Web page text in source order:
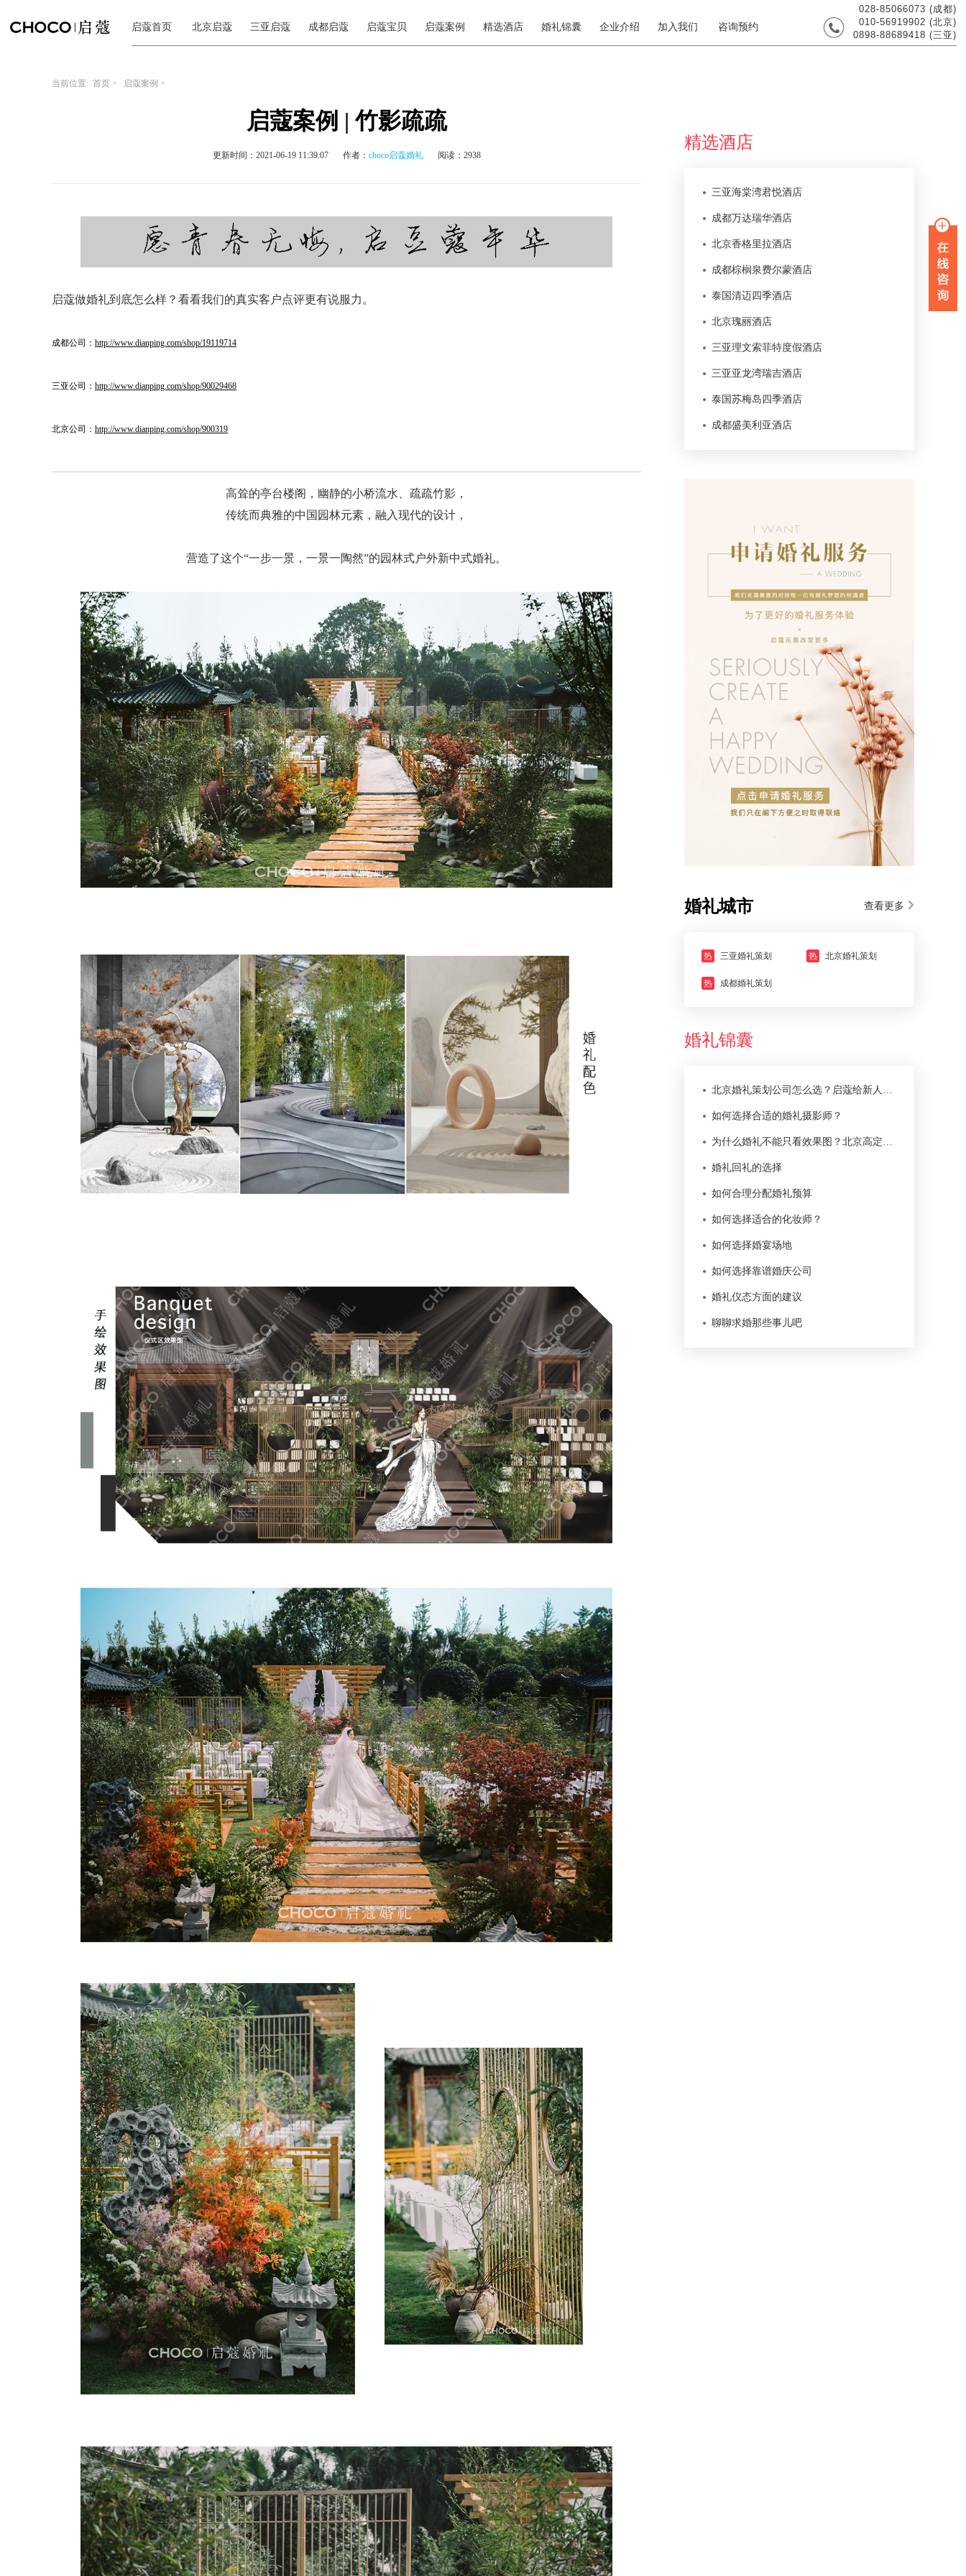
启蔻首页 北京启蔻 三亚启蔻 成都启蔻 启蔻宝贝 启蔻案例 精选酒店 婚礼锦囊 企业介绍 加入我们 咨询预约
028-85066073 (成都)
010-56919902 (北京)
0898-88689418 (三亚)
当前位置: 首页 > 启蔻案例 >
启蔻案例 | 竹影疏疏
更新时间：2021-06-19 11:39:07 作者： choco启蔻婚礼 阅读：2938
启蔻做婚礼到底怎么样？看看我们的真实客户点评更有说服力。
成都公司： http://www.dianping.com/shop/19119714
三亚公司： http://www.dianping.com/shop/90029468
北京公司： http://www.dianping.com/shop/900319
高耸的亭台楼阁，幽静的小桥流水、疏疏竹影，
传统而典雅的中国园林元素，融入现代的设计，
营造了这个“一步一景，一景一陶然”的园林式户外新中式婚礼。
精选酒店
三亚海棠湾君悦酒店
成都万达瑞华酒店
北京香格里拉酒店
成都棕榈泉费尔蒙酒店
泰国清迈四季酒店
北京瑰丽酒店
三亚理文索菲特度假酒店
三亚亚龙湾瑞吉酒店
泰国苏梅岛四季酒店
成都盛美利亚酒店
婚礼城市 查看更多
热 三亚婚礼策划 热 北京婚礼策划
热 成都婚礼策划
婚礼锦囊
如何选择合适的婚礼摄影师？
婚礼回礼的选择
如何合理分配婚礼预算
如何选择适合的化妆师？
如何选择婚宴场地
如何选择靠谱婚庆公司
婚礼仪态方面的建议
聊聊求婚那些事儿吧